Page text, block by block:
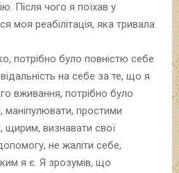
Після чого я поїхав у
моя реабілітація, яка тривала
потрібно було повністю себе
на себе за те, що я
вживання, потрібно було
простими
щирим, визнавати свої
не жаліти себе,
я є. Я зрозумів, що